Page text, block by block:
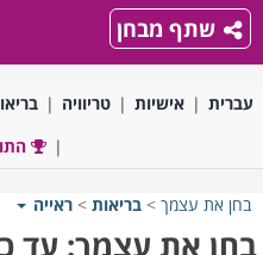
שתף מבחן
עברית אישיות טריוויה
בחן את עצמך > בריאות > ראייה
בחן את עצמך: עד